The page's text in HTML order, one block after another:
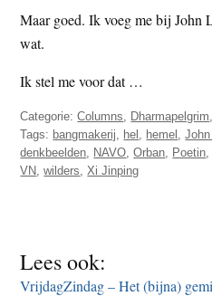
Maar goed. Ik voeg me bij John
wat.
Ik stel me voor dat …
Categorie:Columns Dharmapelgrim
Tags: bangmakerij hel hemel ,
denkbeelden NAVO ,Orban Poetin
VN ,wilders ,Xi Jinping
Lees ook:
VrijdagZindag – Het (bijna)